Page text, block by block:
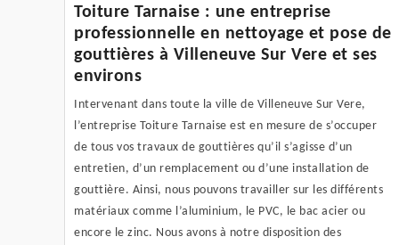
Toiture Tarnaise : une entreprise
professionnelle en nettoyage et pose de
gouttières à Villeneuve Sur Vere et ses
environs
Intervenant dans toute la ville de Villeneuve Sur Vere,
l’entreprise Toiture Tarnaise est en mesure de s’occuper
de tous vos travaux de gouttières qu’il s’agisse d’un
entretien, d’un remplacement ou d’une installation de
gouttière. Ainsi, nous pouvons travailler sur les différents
matériaux comme l’aluminium, le PVC, le bac acier ou
encore le zinc. Nous avons à notre disposition des